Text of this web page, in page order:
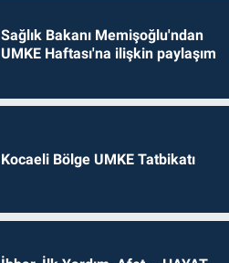
Sağlık Bakanı Memişoğlu'ndan
UMKE Haftası'na ilişkin paylaşım
Kocaeli Bölge UMKE Tatbikatı